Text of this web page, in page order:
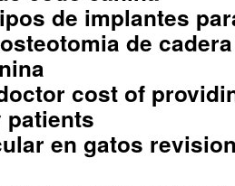
de implantes
de cadera
cost of
en gatos